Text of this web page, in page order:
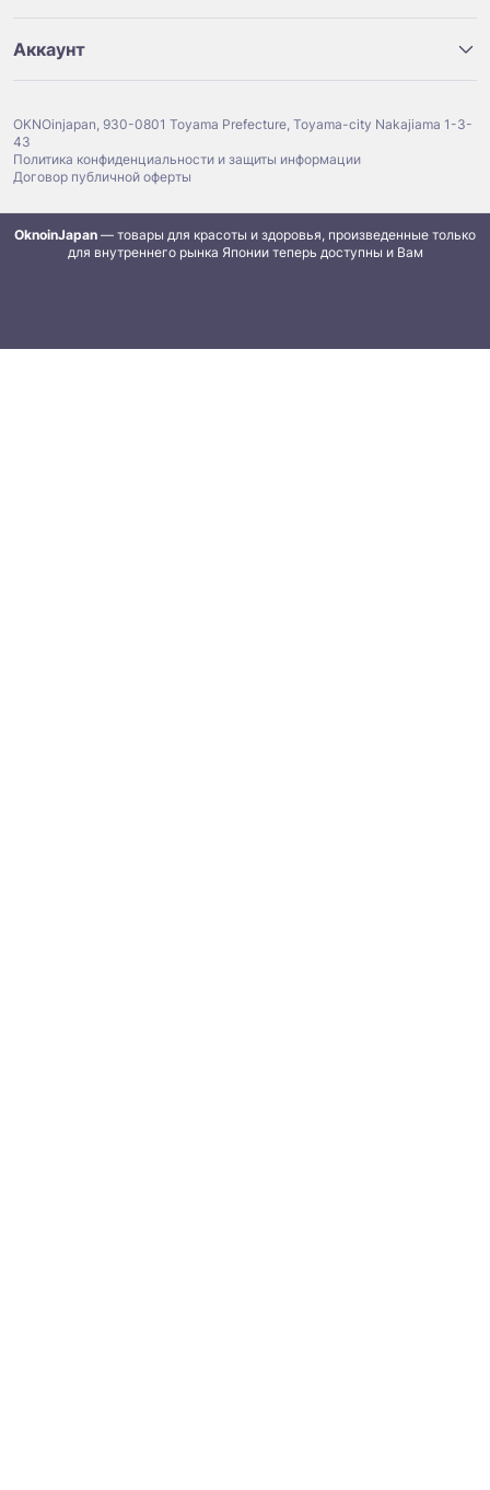
Аккаунт
OKNOinjapan, 930-0801 Toyama Prefecture, Toyama-city Nakajiama 1-3-
43
Политика конфиденциальности и защиты информации
Договор публичной оферты
OknoinJapan — товары для красоты и здоровья, произведенные только
для внутреннего рынка Японии теперь доступны и Вам